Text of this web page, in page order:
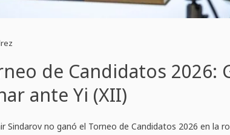
de Candidatos 2026:
ante Yi (XII)
Sindarov no ganó el Torneo de Candidatos 2026 en la